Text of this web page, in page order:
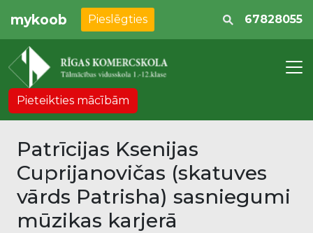
mykoob Pieslēgties 67828055
Pieteikties mācībām
Patrīcijas Ksenijas
Cuprijanovičas (skatuves
vārds Patrisha) sasniegumi
mūzikas karjerā